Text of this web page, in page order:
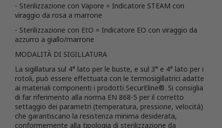
- Sterilizzazione con Vapore = Indicatore STEAM con
viraggio da rosa a marrone
- Sterilizzazione con EtO = Indicatore EO con viraggio da
azzurro a giallo/marrone
MODALITÀ DI SIGILLATURA
La sigillatura sul 4° lato per le buste, e sul 3° e 4° lato per i
rotoli, può essere effettuata con le termosigillatrici adatte
ai materiali componenti i prodotti SecurEline®. Si consiglia
di far riferimento alla norma EN 868-5 per il corretto
settaggio dei parametri (temperatura, pressione, velocità)
che garantiscano la resistenza minima desiderata,
conformemente alla tipologia di sterilizzazione da